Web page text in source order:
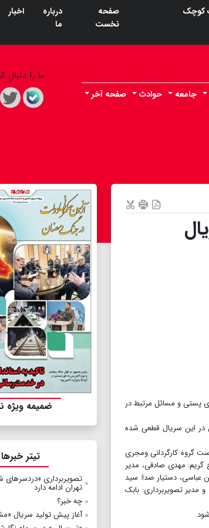
کوچک
صفحه
نخست
درباره
ما
اخبار
جامعه حوادث صفحه آخر
ما را دنبال
پستی و مسائل مرتبط در
در این سریال قطعی شده
گروه کارگردانی ومجری
گریم: مهدی صادقی، مدیر
عباسی، دستیار صدا: سید
تصویربرداری: بابک
ضمیمه ویژه
تیتر خبرها
تصویربرداری «دردسرهای
تهران ادامه دارد
چه خبر؟
آغاز پیش تولید سریال